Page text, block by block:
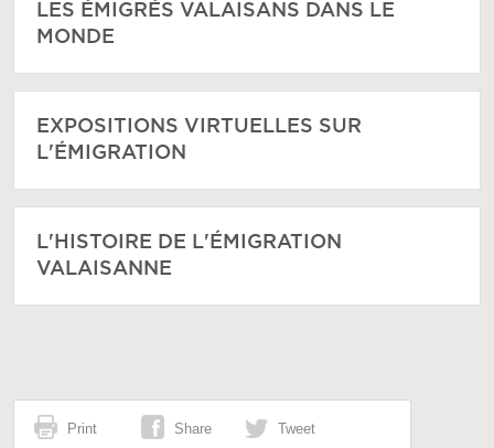
LES ÉMIGRÉS VALAISANS DANS LE
MONDE
EXPOSITIONS VIRTUELLES SUR
L'ÉMIGRATION
L'HISTOIRE DE L'ÉMIGRATION
VALAISANNE
Print Share Tweet